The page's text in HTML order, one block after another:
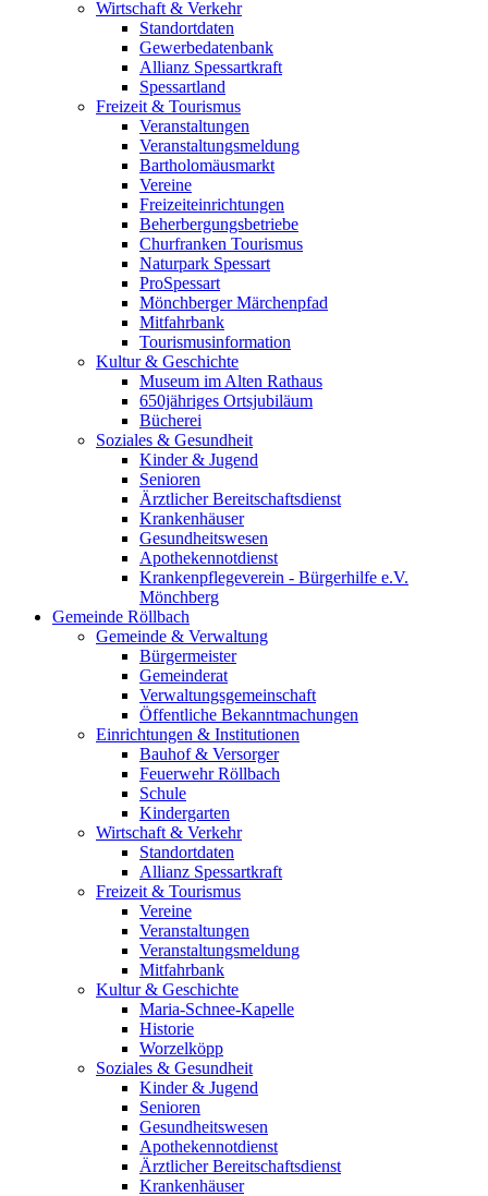
Wirtschaft & Verkehr
Standortdaten
Gewerbedatenbank
Allianz Spessartkraft
Spessartland
Freizeit & Tourismus
Veranstaltungen
Veranstaltungsmeldung
Bartholomäusmarkt
Vereine
Freizeiteinrichtungen
Beherbergungsbetriebe
Churfranken Tourismus
Naturpark Spessart
ProSpessart
Mönchberger Märchenpfad
Mitfahrbank
Tourismusinformation
Kultur & Geschichte
Museum im Alten Rathaus
650jähriges Ortsjubiläum
Bücherei
Soziales & Gesundheit
Kinder & Jugend
Senioren
Ärztlicher Bereitschaftsdienst
Krankenhäuser
Gesundheitswesen
Apothekennotdienst
Krankenpflegeverein - Bürgerhilfe e.V.
Mönchberg
Gemeinde Röllbach
Gemeinde & Verwaltung
Bürgermeister
Gemeinderat
Verwaltungsgemeinschaft
Öffentliche Bekanntmachungen
Einrichtungen & Institutionen
Bauhof & Versorger
Feuerwehr Röllbach
Schule
Kindergarten
Wirtschaft & Verkehr
Standortdaten
Allianz Spessartkraft
Freizeit & Tourismus
Vereine
Veranstaltungen
Veranstaltungsmeldung
Mitfahrbank
Kultur & Geschichte
Maria-Schnee-Kapelle
Historie
Worzelköpp
Soziales & Gesundheit
Kinder & Jugend
Senioren
Gesundheitswesen
Apothekennotdienst
Ärztlicher Bereitschaftsdienst
Krankenhäuser